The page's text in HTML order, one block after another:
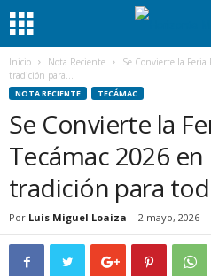
Inicio Nota Reciente
Se Convierte la
tradición para...
NOTA RECIENTE TECÁMAC
Se Convierte la
Tecámac 2026
tradición para
Por Luis Miguel Loaiza - 2 mayo, 2026